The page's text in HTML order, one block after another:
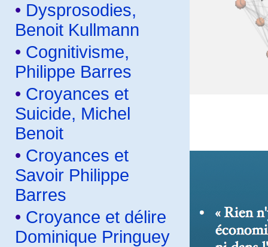
• Dysprosodies,
Benoit Kullmann
• Cognitivisme,
Philippe Barres
• Croyances et
Suicide, Michel
Benoit
• Croyances et
Savoir Philippe
Barres
• Croyance et délire
Dominique Pringuey